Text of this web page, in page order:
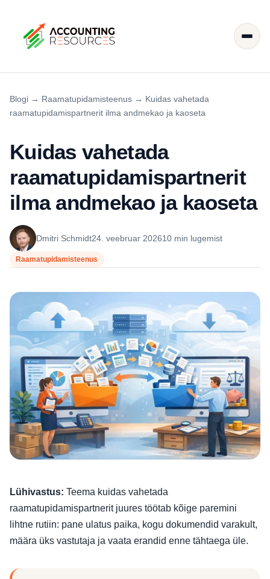
Blogi → Raamatupidamisteenus → Kuidas vahetada
raamatupidamispartnerit ilma andmekao ja kaoseta
Kuidas vahetada
raamatupidamispartnerit
ilma andmekao ja kaoseta
Dmitri Schmidt24. veebruar 202610 min lugemist
Raamatupidamisteenus
Lühivastus: Teema kuidas vahetada
raamatupidamispartnerit juures töötab kõige paremini
lihtne rutiin: pane ulatus paika, kogu dokumendid varakult,
määra üks vastutaja ja vaata erandid enne tähtaega üle.